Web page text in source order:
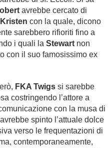
avrebbe cercato di
Kristen con la quale, dicono
sarebbero rifioriti fino a
i quali la Stewart non
con il suo famosissimo ex
FKA Twigs si sarebbe
costringendo l’attore a
con la musa di
spinto l’attuale dolce
verso le frequentazioni di
contemporaneamente,